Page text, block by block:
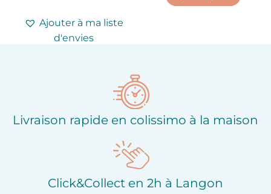
Ajouter à ma liste
d'envies
Livraison rapide en colissimo à la maison
Click&Collect en 2h à Langon